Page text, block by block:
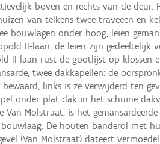
boven en rechts van de
van telkens twee traveeën en
bouwlagen onder hoog, leien
II-laan, de leien zijn gedeeltelijk
II-laan rust de gootlijst op klossen
twee dakkapellen: de
bewaard, links is ze verwijderd ten
onder plat dak in het schuine
Van Molstraat, is het
bouwlaag. De houten banderol met
(Van Molstraat) dateert